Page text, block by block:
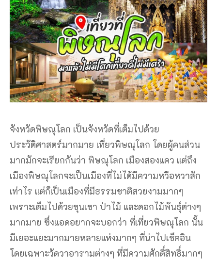
จังหวัดพิษณุโลก เป็นจังหวัดที่เต็มไปด้วย
ประวัติศาสตร์มากมาย เที่ยวพิษณุโลก โดยผู้คนส่วน
มากมักจะเรียกกันว่า พิษณุโลก เมืองสองแคว แต่ถึง
เมืองพิษณุโลกจะเป็นเมืองที่ไม่ได้มีความหวือหวาสัก
เท่าไร แต่ก็เป็นเมืองที่มีธรรมชาติสวยงามมากๆ
เพราะเต็มไปด้วยขุนเขา ป่าไม้ และดอกไม้พันธุ์ต่างๆ
มากมาย ซึ่งแอดอยากจะบอกว่า ที่เที่ยวพิษณุโลก นั้น
มีเยอะแยะมากมายหลายแห่งมากๆ ที่น่าไปเช็คอิน
โดยเฉพาะวัดวาอารามต่างๆ ที่มีความศักดิ์สิทธิ์มากๆ